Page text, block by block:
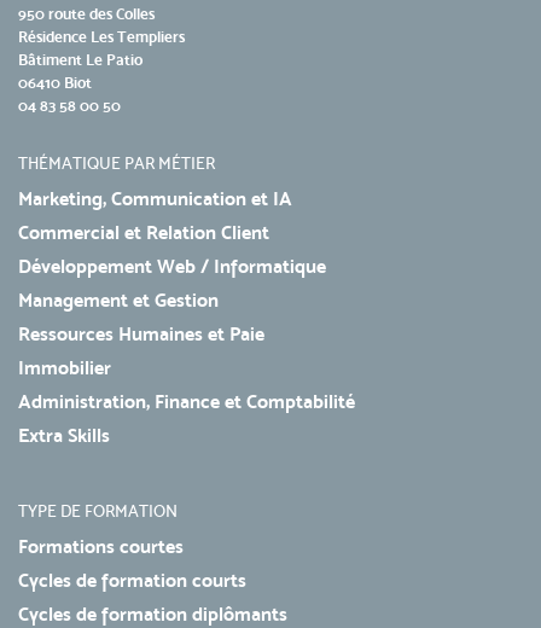
950 route des Colles
Résidence Les Templiers
Bâtiment Le Patio
06410 Biot
04 83 58 00 50
THÉMATIQUE PAR MÉTIER
Marketing, Communication et IA
Commercial et Relation Client
Développement Web / Informatique
Management et Gestion
Ressources Humaines et Paie
Immobilier
Administration, Finance et Comptabilité
Extra Skills
TYPE DE FORMATION
Formations courtes
Cycles de formation courts
Cycles de formation diplômants